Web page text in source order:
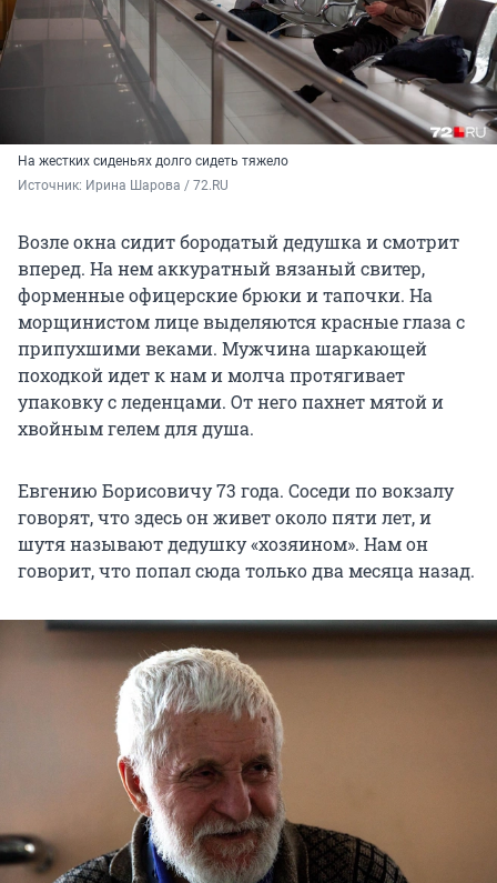
На жестких сиденьях долго сидеть тяжело
Источник: Ирина Шарова / 72.RU
Возле окна сидит бородатый дедушка и смотрит
вперед. На нем аккуратный вязаный свитер,
форменные офицерские брюки и тапочки. На
морщинистом лице выделяются красные глаза с
припухшими веками. Мужчина шаркающей
походкой идет к нам и молча протягивает
упаковку с леденцами. От него пахнет мятой и
хвойным гелем для душа.
Евгению Борисовичу 73 года. Соседи по вокзалу
говорят, что здесь он живет около пяти лет, и
шутя называют дедушку «хозяином». Нам он
говорит, что попал сюда только два месяца назад.